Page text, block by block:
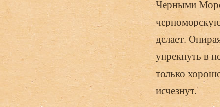
Черными
делает.
упрекнуть в
только
исчезнут.